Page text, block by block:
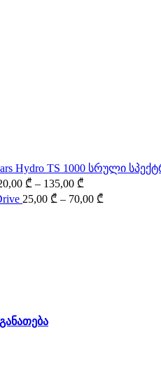
Hydro TS 1000 სრული
₾ – 135,00 ₾
range:
25,00 ₾ – 70,00 ₾